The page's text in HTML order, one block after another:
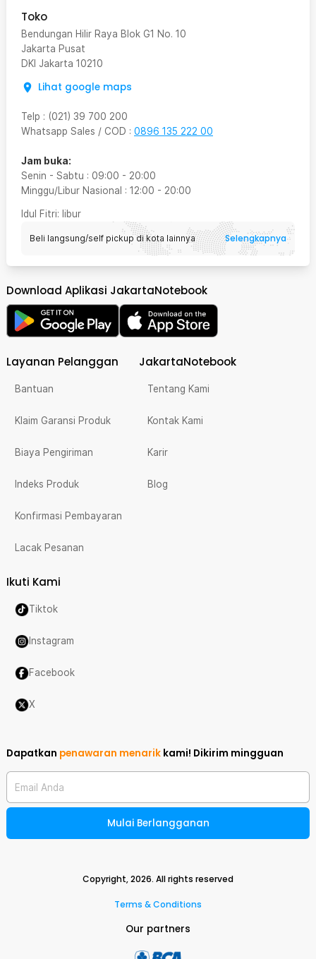
Toko
Bendungan Hilir Raya Blok G1 No. 10
Jakarta Pusat
DKI Jakarta 10210
Lihat google maps
Telp : (021) 39 700 200
Whatsapp Sales / COD : 0896 135 222 00
Jam buka:
Senin - Sabtu : 09:00 - 20:00
Minggu/Libur Nasional : 12:00 - 20:00
Idul Fitri: libur
Beli langsung/self pickup di kota lainnya Selengkapnya
Download Aplikasi JakartaNotebook
Layanan Pelanggan
Bantuan
Klaim Garansi Produk
Biaya Pengiriman
Indeks Produk
Konfirmasi Pembayaran
Lacak Pesanan
JakartaNotebook
Tentang Kami
Kontak Kami
Karir
Blog
Ikuti Kami
Tiktok
Instagram
Facebook
X
Dapatkan penawaran menarik kami! Dikirim mingguan
Email Anda
Mulai Berlangganan
Copyright,2026. All rights reserved
Terms & Conditions
Our partners